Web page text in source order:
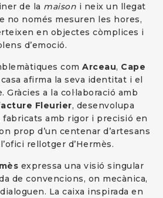
de la maison i neix un llegat
no només mesuren les hores,
en objectes còmplices i
d’emoció.
com Arceau, Cape
casa afirma la seva identitat i el
a la col·laboració amb
Fleurier, desenvolupa
amb rigor i precisió en
prop d’un centenar d’artesans
rellotger d’Hermès.
expressa una visió singular
de convencions, on mecànica,
La caixa inspirada en